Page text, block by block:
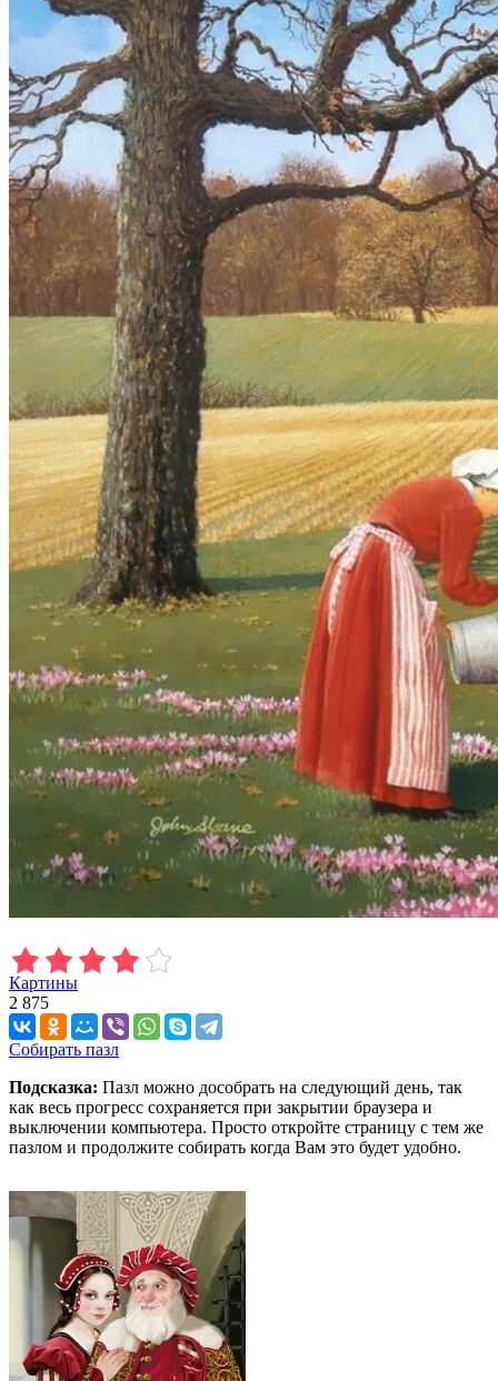
Картины
2 875
Собирать пазл
Подсказка: Пазл можно дособрать на следующий день, так
как весь прогресс сохраняется при закрытии браузера и
выключении компьютера. Просто откройте страницу с тем же
пазлом и продолжите собирать когда Вам это будет удобно.